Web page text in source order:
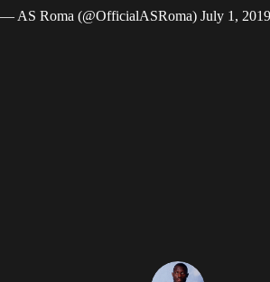
— AS Roma (@OfficialASRoma) July 1, 2019